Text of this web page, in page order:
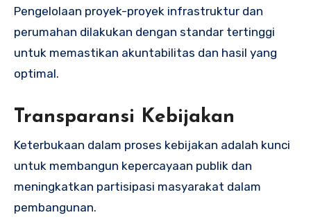
Pengelolaan proyek-proyek infrastruktur dan
perumahan dilakukan dengan standar tertinggi
untuk memastikan akuntabilitas dan hasil yang
optimal.
Transparansi Kebijakan
Keterbukaan dalam proses kebijakan adalah kunci
untuk membangun kepercayaan publik dan
meningkatkan partisipasi masyarakat dalam
pembangunan.